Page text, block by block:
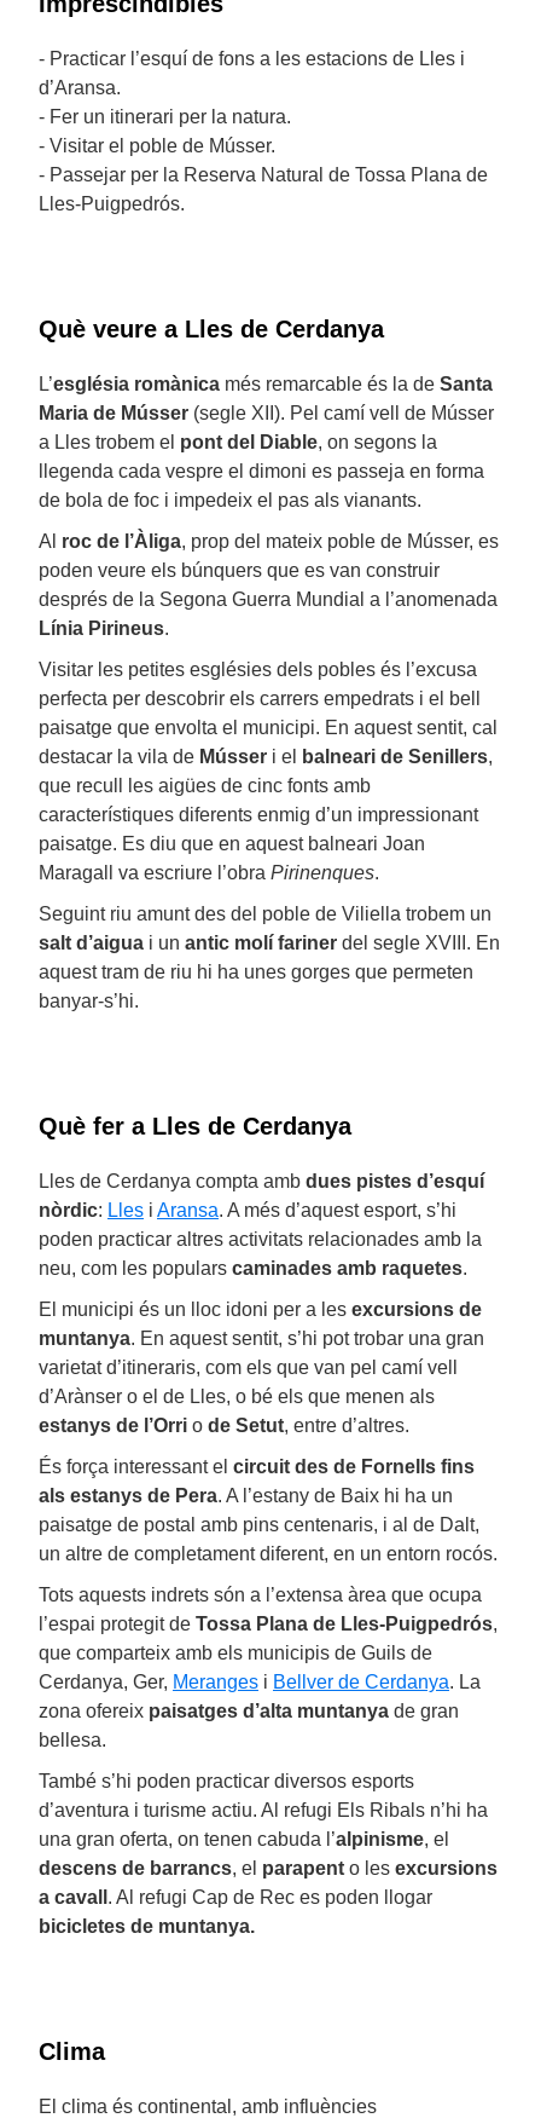
- Practicar l’esquí de fons a les estacions de Lles i
d’Aransa.
- Fer un itinerari per la natura.
- Visitar el poble de Músser.
- Passejar per la Reserva Natural de Tossa Plana de
Lles-Puigpedrós.
Què veure a Lles de Cerdanya
L’església romànica més remarcable és la de Santa
Maria de Músser (segle XII). Pel camí vell de Músser
a Lles trobem el pont del Diable, on segons la
llegenda cada vespre el dimoni es passeja en forma
de bola de foc i impedeix el pas als vianants.
Al roc de l’Àliga, prop del mateix poble de Músser, es
poden veure els búnquers que es van construir
després de la Segona Guerra Mundial a l’anomenada
Línia Pirineus.
Visitar les petites esglésies dels pobles és l’excusa
perfecta per descobrir els carrers empedrats i el bell
paisatge que envolta el municipi. En aquest sentit, cal
destacar la vila de Músser i el balneari de Senillers,
que recull les aigües de cinc fonts amb
característiques diferents enmig d’un impressionant
paisatge. Es diu que en aquest balneari Joan
Maragall va escriure l’obra Pirinenques.
Seguint riu amunt des del poble de Viliella trobem un
salt d’aigua i un antic molí fariner del segle XVIII. En
aquest tram de riu hi ha unes gorges que permeten
banyar-s’hi.
Què fer a Lles de Cerdanya
Lles de Cerdanya compta amb dues pistes d’esquí
nòrdic: Lles i Aransa. A més d’aquest esport, s’hi
poden practicar altres activitats relacionades amb la
neu, com les populars caminades amb raquetes.
El municipi és un lloc idoni per a les excursions de
muntanya. En aquest sentit, s’hi pot trobar una gran
varietat d’itineraris, com els que van pel camí vell
d’Arànser o el de Lles, o bé els que menen als
estanys de l’Orri o de Setut, entre d’altres.
És força interessant el circuit des de Fornells fins
als estanys de Pera. A l’estany de Baix hi ha un
paisatge de postal amb pins centenaris, i al de Dalt,
un altre de completament diferent, en un entorn rocós.
Tots aquests indrets són a l’extensa àrea que ocupa
l’espai protegit de Tossa Plana de Lles-Puigpedrós,
que comparteix amb els municipis de Guils de
Cerdanya, Ger, Meranges i Bellver de Cerdanya. La
zona ofereix paisatges d’alta muntanya de gran
bellesa.
També s’hi poden practicar diversos esports
d’aventura i turisme actiu. Al refugi Els Ribals n’hi ha
una gran oferta, on tenen cabuda l’alpinisme, el
descens de barrancs, el parapent o les excursions
a cavall . Al refugi Cap de Rec es poden llogar
bicicletes de muntanya.
Clima
El clima és continental, amb influències